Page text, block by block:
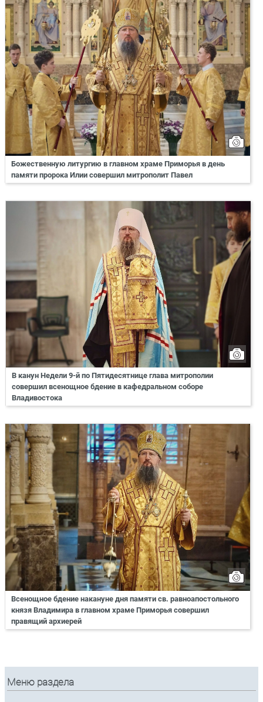
Божественную литургию в главном храме Приморья в день
памяти пророка Илии совершил митрополит Павел
В канун Недели 9-й по Пятидесятнице глава митрополии
совершил всенощное бдение в кафедральном соборе
Владивостока
Всенощное бдение накануне дня памяти св. равноапостольного
князя Владимира в главном храме Приморья совершил
правящий архиерей
Меню раздела